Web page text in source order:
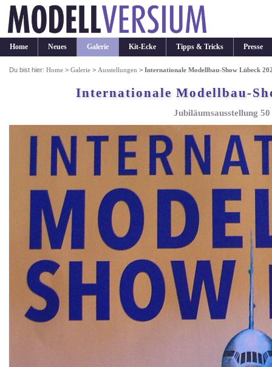
Home Neues Galerie Kit-Ecke Tipps & Tricks Presse
Du bist hier:Home >Galerie > Ausstellungen >Internationale Modellbau-Show Lübeck
Internationale Modellbau-
Jubiläumsausstellung